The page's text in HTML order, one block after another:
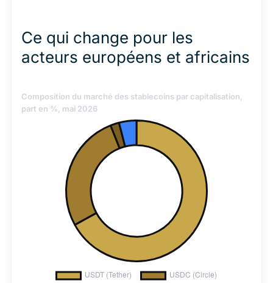
Ce qui change pour les
acteurs européens et africains
Composition du marché des stablecoins par capitalisation,
part en %, mai 2026